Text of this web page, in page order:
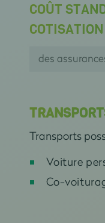
COÛT
des
Transports
Voiture
Co-